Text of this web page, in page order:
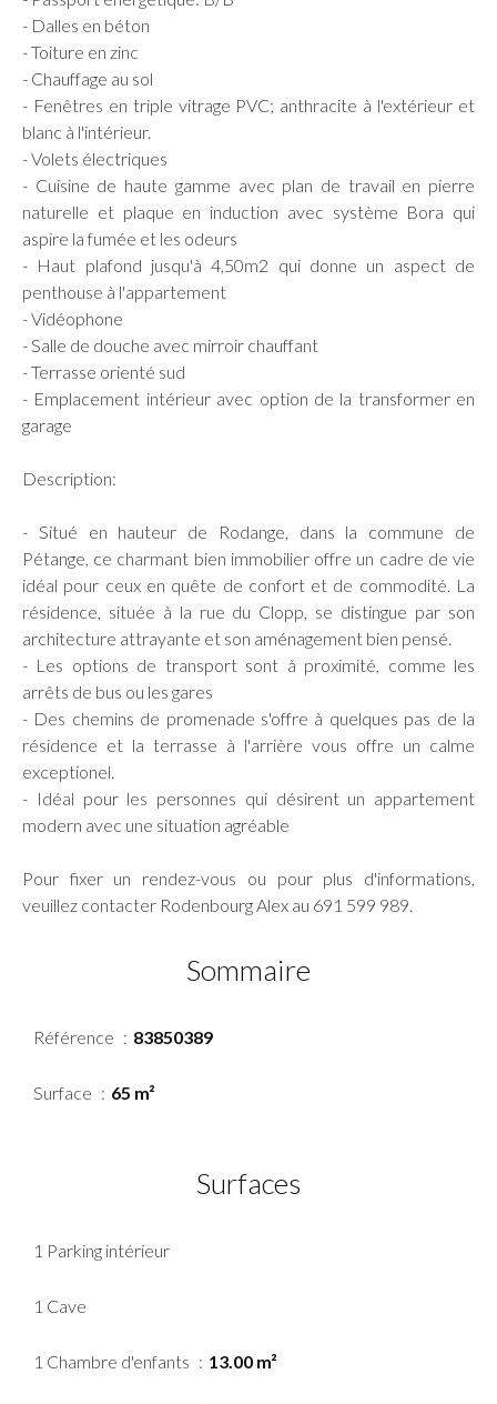
- Dalles en béton
- Toiture en zinc
- Chauffage au sol
- Fenêtres en triple vitrage PVC; anthracite à l'extérieur et
blanc à l'intérieur.
- Volets électriques
- Cuisine de haute gamme avec plan de travail en pierre
naturelle et plaque en induction avec système Bora qui
aspire la fumée et les odeurs
- Haut plafond jusqu'à 4,50m2 qui donne un aspect de
penthouse à l'appartement
- Vidéophone
- Salle de douche avec mirroir chauffant
- Terrasse orienté sud
- Emplacement intérieur avec option de la transformer en
garage
Description:
- Situé en hauteur de Rodange, dans la commune de
Pétange, ce charmant bien immobilier offre un cadre de vie
idéal pour ceux en quête de confort et de commodité. La
résidence, située à la rue du Clopp, se distingue par son
architecture attrayante et son aménagement bien pensé.
- Les options de transport sont à proximité, comme les
arrêts de bus ou les gares
- Des chemins de promenade s'offre à quelques pas de la
résidence et la terrasse à l'arrière vous offre un calme
exceptionel.
- Idéal pour les personnes qui désirent un appartement
modern avec une situation agréable
Pour fixer un rendez-vous ou pour plus d'informations,
veuillez contacter Rodenbourg Alex au 691 599 989.
Sommaire
Référence 83850389
Surface 65 m²
Surfaces
1 Parking intérieur
1 Cave
1 Chambre d'enfants 13.00 m²